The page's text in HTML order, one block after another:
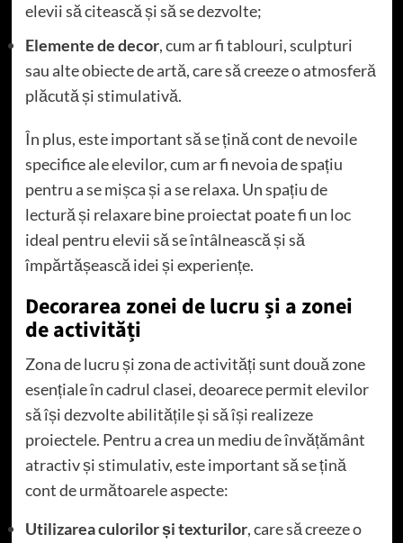
elevii să citească și să se dezvolte;
Elemente de decor, cum ar fi tablouri, sculpturi
sau alte obiecte de artă, care să creeze o atmosferă
plăcută și stimulativă.
În plus, este important să se țină cont de nevoile
specifice ale elevilor, cum ar fi nevoia de spațiu
pentru a se mișca și a se relaxa. Un spațiu de
lectură și relaxare bine proiectat poate fi un loc
ideal pentru elevii să se întâlnească și să
împărtășească idei și experiențe.
Decorarea zonei de lucru și a zonei
de activități
Zona de lucru și zona de activități sunt două zone
esențiale în cadrul clasei, deoarece permit elevilor
să își dezvolte abilitățile și să își realizeze
proiectele. Pentru a crea un mediu de învățământ
atractiv și stimulativ, este important să se țină
cont de următoarele aspecte:
Utilizarea culorilor și texturilor, care să creeze o